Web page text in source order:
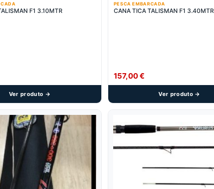
CANA TICA TALISMAN F1 3.10MTR
Ver produto →
PESCA EMBARCADA
CANA TICA TALISMAN F1 3.40MTR
157,00€
Ver produto →